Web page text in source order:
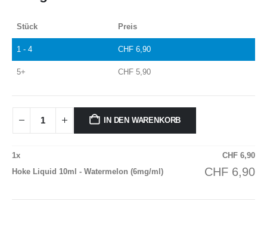
Stück Preis
1 - 4 CHF 6,90
5+ CHF 5,90
IN DEN WARENKORB
1x CHF 6,90
Hoke Liquid 10ml - Watermelon (6mg/ml)
CHF 6,90